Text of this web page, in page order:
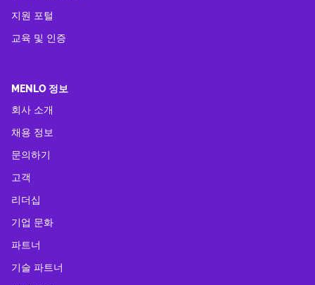
지원 포털
교육 및 인증
MENLO 정보
회사 소개
채용 정보
문의하기
고객
리더십
기업 문화
파트너
기술 파트너